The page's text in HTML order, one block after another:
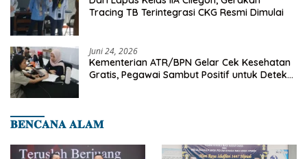
Tracing TB Terintegrasi CKG Resmi Dimulai
Juni 24, 2026
Kementerian ATR/BPN Gelar Cek Kesehatan
Gratis, Pegawai Sambut Positif untuk Deteksi
𝐁𝐄𝐍𝐂𝐀𝐍𝐀 𝐀𝐋𝐀𝐌